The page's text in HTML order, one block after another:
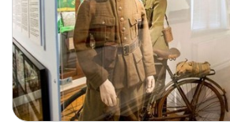
Art
Artisanat & savoir-faire
Châteaux, citadelles & beffrois
Folklore & histoire locale
Jardins, parcs & sites naturels
Parcs animaliers, zoologiques &
Bateaux touristiques & croisières
Draisines & trains touristiques
Kayaks
LE TOP DES
ÉTÉ